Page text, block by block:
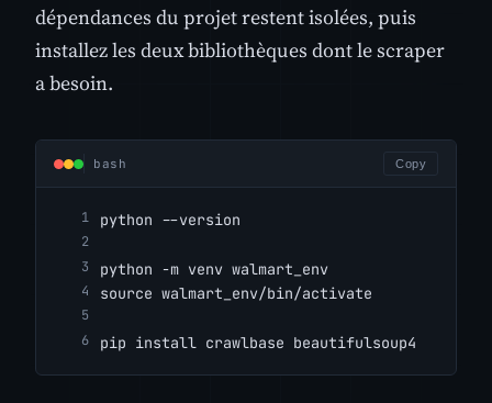
dépendances du projet restent isolées, puis
installez les deux bibliothèques dont le scraper
a besoin.
bash Copy
python --version
python -m venv walmart_env
source walmart_env/bin/activate
pip install crawlbase beautifulsoup4